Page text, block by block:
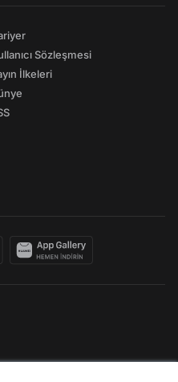
Sözleşmesi
İlkeleri